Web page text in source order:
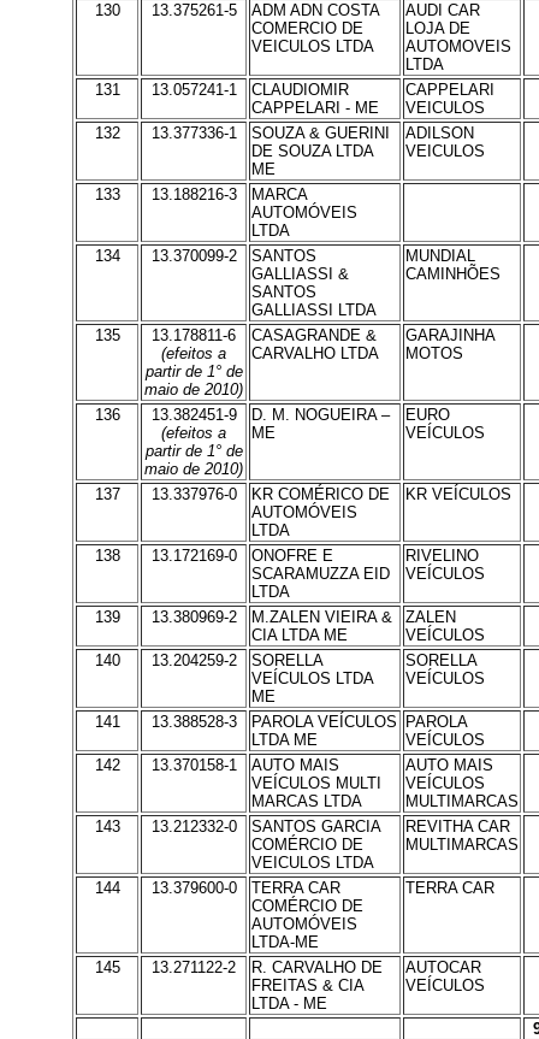
130 13.375261-5
ADM ADN COSTA
COMERCIO DE
VEICULOS LTDA
AUDI CAR
LOJA DE
AUTOMOVEIS
LTDA
131
13.057241-1
CLAUDIOMIR
CAPPELARI - ME
CAPPELARI
VEICULOS
132
13.377336-1
SOUZA & GUERINI
DE SOUZA LTDA
ME
ADILSON
VEICULOS
133 13.188216-3
MARCA
AUTOMÓVEIS
LTDA
134
13.370099-2
SANTOS
GALLIASSI &
SANTOS
GALLIASSI LTDA
MUNDIAL
CAMINHÕES
135
13.178811-6
(efeitos a
partir de 1° de
maio de 2010)
CASAGRANDE &
CARVALHO LTDA
GARAJINHA
MOTOS
136
13.382451-9
(efeitos a
partir de 1° de
maio de 2010)
D. M. NOGUEIRA –
ME
EURO
VEÍCULOS
137 13.337976-0
KR COMÉRICO DE
AUTOMÓVEIS
LTDA
KR VEÍCULOS
138 13.172169-0
ONOFRE E
SCARAMUZZA EID
LTDA
RIVELINO
VEÍCULOS
139 13.380969-2
M.ZALEN VIEIRA &
CIA LTDA ME
ZALEN
VEÍCULOS
140
13.204259-2
SORELLA
VEÍCULOS LTDA
ME
SORELLA
VEÍCULOS
141 13.388528-3
PAROLA VEÍCULOS
LTDA ME
PAROLA
VEÍCULOS
142
13.370158-1
AUTO MAIS
VEÍCULOS MULTI
MARCAS LTDA
AUTO MAIS
VEÍCULOS
MULTIMARCAS
143
13.212332-0
SANTOS GARCIA
COMÉRCIO DE
VEICULOS LTDA
REVITHA CAR
MULTIMARCAS
144 13.379600-0
TERRA CAR
COMÉRCIO DE
AUTOMÓVEIS
LTDA-ME
TERRA CAR
145 13.271122-2
R. CARVALHO DE
FREITAS & CIA
LTDA - ME
AUTOCAR
VEÍCULOS